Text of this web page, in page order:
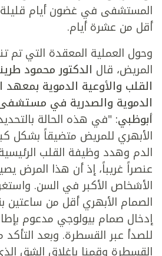
المستشفى في غضون أيام
أقل من عشرة أيام.
وحول العملية المعقدة التي تم
المريض، قال الدكتور محمود
القلب والأوعية الدموية بمعهد
الدموية والصدرية في مستشفى
أبوظبي: "في هذه الحالة
الأبهري للمريض متضيقاً بشكل
الدم وهدد وظيفة القلب
عنصراً غريباً، إذ أن هذا المرض
الأشخاص الأكبر في السن.
الصمام الأبهري أقل من ساعتين
إدخال صمام بيولوجي مدعوم
للصدأ عبر القسطرة. وبعد التأكد